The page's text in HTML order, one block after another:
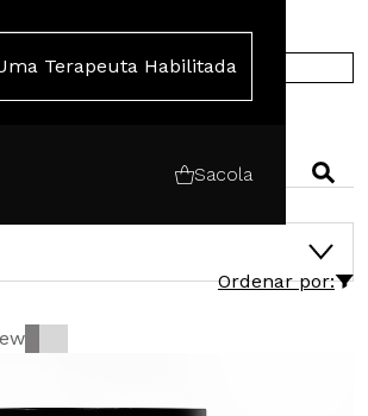
Terapeuta Habilitada
Sacola
COMPRE NA EUROPA
Ordenar por: